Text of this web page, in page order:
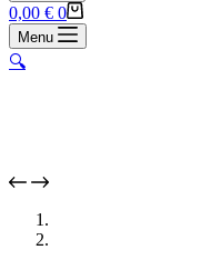
Carrello
0,00 € 0
Menu
🔍